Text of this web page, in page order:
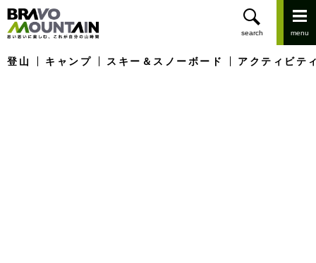
登山 キャンプ スキー＆スノーボード アクティビテ